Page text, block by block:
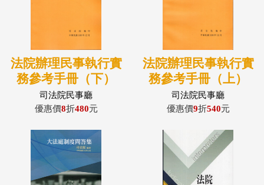
法院辦理民事執行實
務參考手冊（下）
司法院民事廳
優惠價8折480元
法院辦理民事執行實
務參考手冊（上）
司法院民事廳
優惠價9折540元